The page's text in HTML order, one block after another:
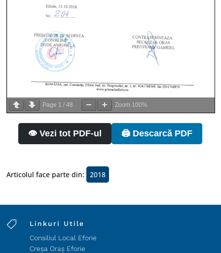
Page 1 /48 Zoom 100%
👁️ Vezi tot PDF-ul 🖨️ Descarcă PDF
Articolul face parte din: 2018

Linkuri Utile
Consiliul Local Eforie
Creșa Oraș Eforie